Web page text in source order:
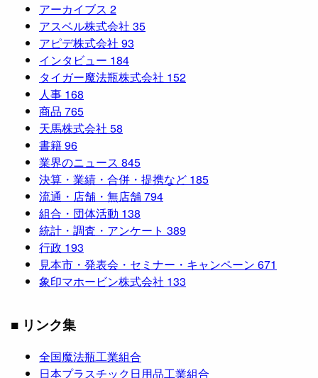
アーカイブス 2
アスベル株式会社 35
アピデ株式会社 93
インタビュー 184
タイガー魔法瓶株式会社 152
人事 168
商品 765
天馬株式会社 58
書籍96
業界のニュース 845
決算・業績・合併・提携など 185
流通・店舗・無店舗794
組合・団体活動 138
統計・調査・アンケート 389
行政 193
見本市・発表会・セミナー・キャンペーン 671
象印マホービン株式会社 133
■ リンク集
全国魔法瓶工業組合
日本プラスチック日用品工業組合